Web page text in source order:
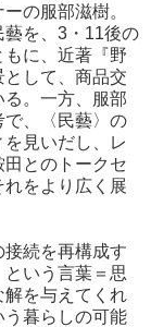
の服部滋樹。
藝を、3・11後の
に、近著『野
して、商品交
。一方、服部
で、〈民藝〉の
見いだし、レ
とのトークセ
をより広く展
続を再構成す
いう言葉＝思
を与えてくれ
う暮らしの可能